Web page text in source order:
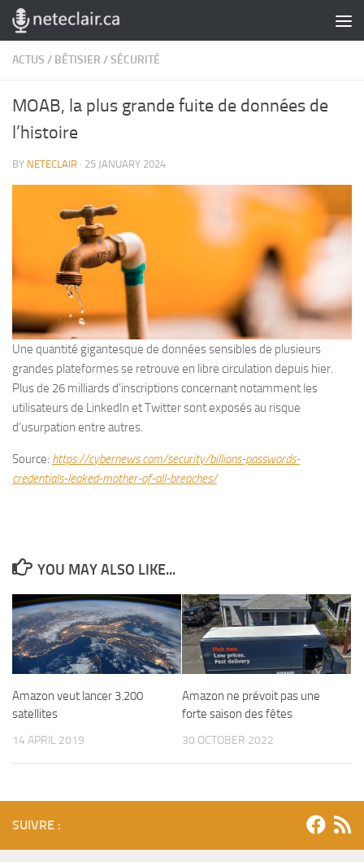
Skip to content
ACTUS / BÊTISIER /SÉCURITÉ
MOAB, la plus grande fuite de données de
l’histoire
BY NETECLAIR · 25 JANUARY 2024
Une quantité gigantesque de données sensibles de plusieurs
grandes plateformes se retrouve en libre circulation depuis hier.
Plus de 26 milliards d’inscriptions concernant notamment les
utilisateurs de LinkedIn et Twitter sont exposés au risque
d’usurpation entre autres.
Source: https://cybernews.com/security/billions-passwords-
credentials-leaked-mother-of-all-breaches/
YOU MAY ALSO LIKE...
Amazon veut lancer 3.200
satellites
14 APRIL 2019
Amazon ne prévoit pas une
forte saison des fêtes
30 OCTOBER 2022
SUIVRE :